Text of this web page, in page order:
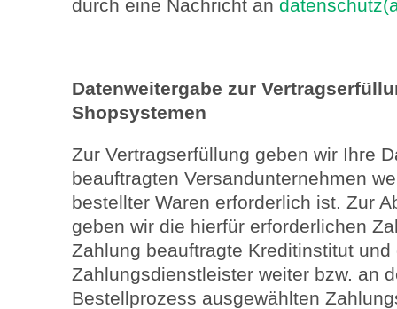
durch eine Nachricht an
Datenweitergabe zur
Shopsystemen
Zur Vertragserfüllung geben wir Ihre
beauftragten Versandunternehmen
bestellter Waren erforderlich ist. Zur
geben wir die hierfür erforderlichen
Zahlung beauftragte Kreditinstitut
Zahlungsdienstleister weiter bzw. an
Bestellprozess ausgewählten